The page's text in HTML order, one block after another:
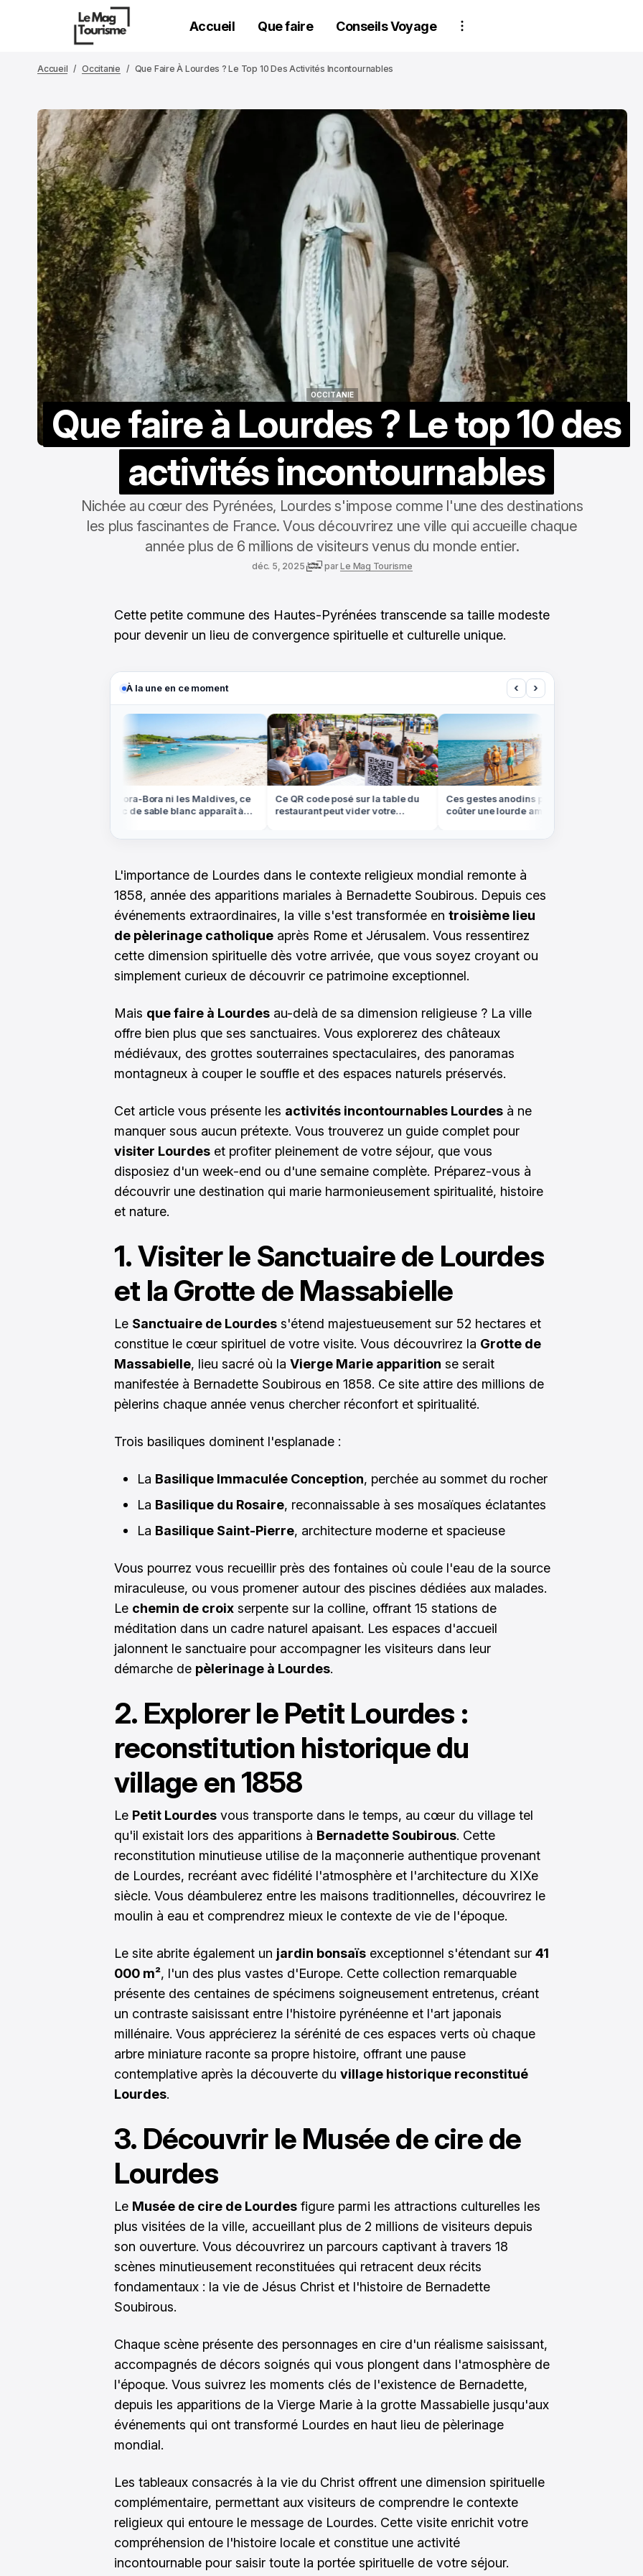
Accueil Que faire Conseils Voyage
Accueil Occitanie Que Faire À Lourdes ? Le Top 10 Des Activités Incontournables
OCCITANIE
Que faire à Lourdes ? Le top 10 des
activités incontournables
Nichée au cœur des Pyrénées, Lourdes s'impose comme l'une des destinations
les plus fascinantes de France. Vous découvrirez une ville qui accueille chaque
année plus de 6 millions de visiteurs venus du monde entier.
déc. 5, 2025 parLe Mag Tourisme
Cette petite commune des Hautes-Pyrénées transcende sa taille modeste
pour devenir un lieu de convergence spirituelle et culturelle unique.
À la une en ce moment ‹ ›
Ni Bora-Bora ni les Maldives, ce
banc de sable blanc apparaît à
Ce QR code posé sur la table du
restaurant peut vider votre
Ces gestes anodins peuvent vous
coûter une lourde amende à
On
forêt
L'importance de Lourdes dans le contexte religieux mondial remonte à
1858, année des apparitions mariales à Bernadette Soubirous. Depuis ces
événements extraordinaires, la ville s'est transformée en troisième lieu
de pèlerinage catholique après Rome et Jérusalem. Vous ressentirez
cette dimension spirituelle dès votre arrivée, que vous soyez croyant ou
simplement curieux de découvrir ce patrimoine exceptionnel.
Mais que faire à Lourdes au-delà de sa dimension religieuse ? La ville
offre bien plus que ses sanctuaires. Vous explorerez des châteaux
médiévaux, des grottes souterraines spectaculaires, des panoramas
montagneux à couper le souffle et des espaces naturels préservés.
Cet article vous présente les activités incontournables Lourdes à ne
manquer sous aucun prétexte. Vous trouverez un guide complet pour
visiter Lourdes et profiter pleinement de votre séjour, que vous
disposiez d'un week-end ou d'une semaine complète. Préparez-vous à
découvrir une destination qui marie harmonieusement spiritualité, histoire
et nature.
1. Visiter le Sanctuaire de Lourdes
et la Grotte de Massabielle
Le Sanctuaire de Lourdes s'étend majestueusement sur 52 hectares et
constitue le cœur spirituel de votre visite. Vous découvrirez la Grotte de
Massabielle, lieu sacré où la Vierge Marie apparition se serait
manifestée à Bernadette Soubirous en 1858. Ce site attire des millions de
pèlerins chaque année venus chercher réconfort et spiritualité.
Trois basiliques dominent l'esplanade :
La Basilique Immaculée Conception, perchée au sommet du rocher
La Basilique du Rosaire, reconnaissable à ses mosaïques éclatantes
La Basilique Saint-Pierre, architecture moderne et spacieuse
Vous pourrez vous recueillir près des fontaines où coule l'eau de la source
miraculeuse, ou vous promener autour des piscines dédiées aux malades.
Le chemin de croix serpente sur la colline, offrant 15 stations de
méditation dans un cadre naturel apaisant. Les espaces d'accueil
jalonnent le sanctuaire pour accompagner les visiteurs dans leur
démarche de pèlerinage à Lourdes.
2. Explorer le Petit Lourdes :
reconstitution historique du
village en 1858
Le Petit Lourdes vous transporte dans le temps, au cœur du village tel
qu'il existait lors des apparitions à Bernadette Soubirous. Cette
reconstitution minutieuse utilise de la maçonnerie authentique provenant
de Lourdes, recréant avec fidélité l'atmosphère et l'architecture du XIXe
siècle. Vous déambulerez entre les maisons traditionnelles, découvrirez le
moulin à eau et comprendrez mieux le contexte de vie de l'époque.
Le site abrite également un jardin bonsaïs exceptionnel s'étendant sur 41
000 m², l'un des plus vastes d'Europe. Cette collection remarquable
présente des centaines de spécimens soigneusement entretenus, créant
un contraste saisissant entre l'histoire pyrénéenne et l'art japonais
millénaire. Vous apprécierez la sérénité de ces espaces verts où chaque
arbre miniature raconte sa propre histoire, offrant une pause
contemplative après la découverte du village historique reconstitué
Lourdes.
3. Découvrir le Musée de cire de
Lourdes
Le Musée de cire de Lourdes figure parmi les attractions culturelles les
plus visitées de la ville, accueillant plus de 2 millions de visiteurs depuis
son ouverture. Vous découvrirez un parcours captivant à travers 18
scènes minutieusement reconstituées qui retracent deux récits
fondamentaux : la vie de Jésus Christ et l'histoire de Bernadette
Soubirous.
Chaque scène présente des personnages en cire d'un réalisme saisissant,
accompagnés de décors soignés qui vous plongent dans l'atmosphère de
l'époque. Vous suivrez les moments clés de l'existence de Bernadette,
depuis les apparitions de la Vierge Marie à la grotte Massabielle jusqu'aux
événements qui ont transformé Lourdes en haut lieu de pèlerinage
mondial.
Les tableaux consacrés à la vie du Christ offrent une dimension spirituelle
complémentaire, permettant aux visiteurs de comprendre le contexte
religieux qui entoure le message de Lourdes. Cette visite enrichit votre
compréhension de l'histoire locale et constitue une activité
incontournable pour saisir toute la portée spirituelle de votre séjour.
PARTENAIRES
PARTENAIRES
Estime ton bien
Conseils
pour une
précise
oct. 31, 2025